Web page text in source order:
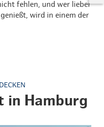
fehlen, und wer lieber
wird in einem der
in Hamburg